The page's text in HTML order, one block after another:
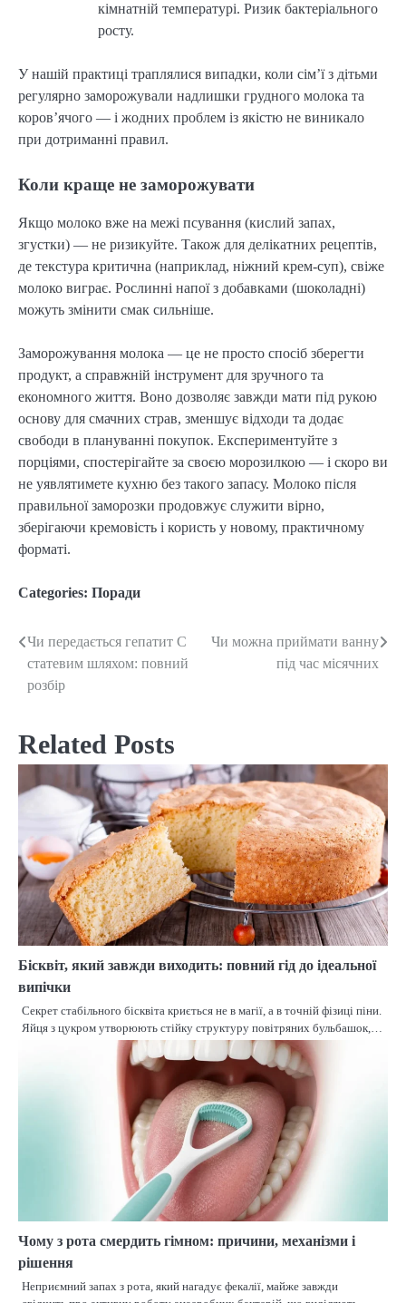
кімнатній температурі. Ризик бактеріального
росту.
У нашій практиці траплялися випадки, коли сім’ї з дітьми
регулярно заморожували надлишки грудного молока та
коров’ячого — і жодних проблем із якістю не виникало
при дотриманні правил.
Коли краще не заморожувати
Якщо молоко вже на межі псування (кислий запах,
згустки) — не ризикуйте. Також для делікатних рецептів,
де текстура критична (наприклад, ніжний крем-суп), свіже
молоко виграє. Рослинні напої з добавками (шоколадні)
можуть змінити смак сильніше.
Заморожування молока — це не просто спосіб зберегти
продукт, а справжній інструмент для зручного та
економного життя. Воно дозволяє завжди мати під рукою
основу для смачних страв, зменшує відходи та додає
свободи в плануванні покупок. Експериментуйте з
порціями, спостерігайте за своєю морозилкою — і скоро ви
не уявлятимете кухню без такого запасу. Молоко після
правильної заморозки продовжує служити вірно,
зберігаючи кремовість і користь у новому, практичному
форматі.
Categories: Поради
Post
navigation
Чи передається гепатит C
статевим шляхом: повний
розбір
Чи можна приймати ванну
під час місячних
Related Posts
Бісквіт, який завжди виходить: повний гід до ідеальної
випічки
Секрет стабільного бісквіта криється не в магії, а в точній фізиці піни.
Яйця з цукром утворюють стійку структуру повітряних бульбашок,…
Чому з рота смердить гімном: причини, механізми і
рішення
Неприємний запах з рота, який нагадує фекалії, майже завжди